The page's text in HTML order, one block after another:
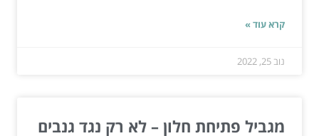
קרא עוד »
נוב 25, 2022
מגביל פתיחת חלון – לא רק נגד גנבים